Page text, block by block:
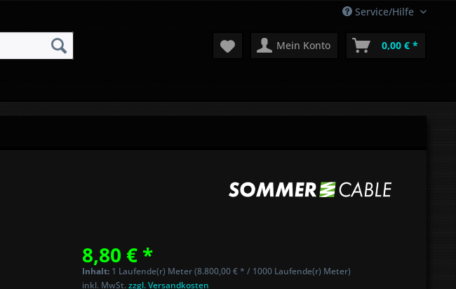
Service/Hilfe
Mein Konto 0,00 € *
8,80 € *
Inhalt: 1 Laufende(r) Meter (8.800,00 € * / 1000 Laufende(r) Meter)
inkl. MwSt.zzgl. Versandkosten